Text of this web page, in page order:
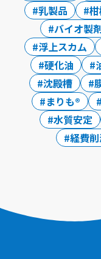
乳製品
バイオ製
浮上スカム
硬化油
沈殿槽
まりも®
水質安定
経費